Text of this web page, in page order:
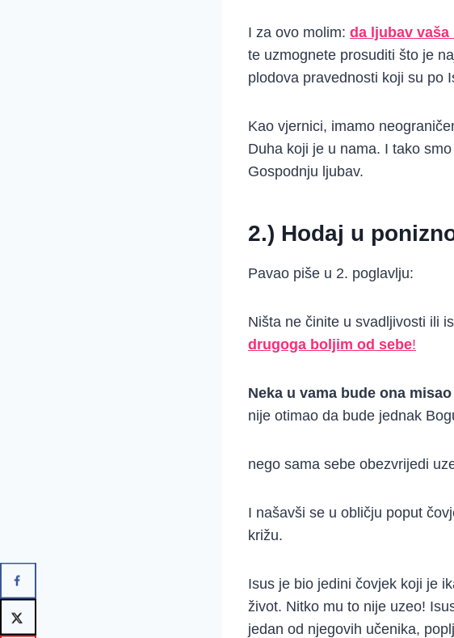
I za ovo molim: da ljubav
te uzmognete prosuditi što je
plodova pravednosti koji su po
Kao vjernici, imamo
Duha koji je u nama. I tako
Gospodnju ljubav.
2.) Hodaj u
Pavao piše u 2. poglavlju:
Ništa ne činite u svadljivosti ili
drugoga boljim od sebe!
Neka u vama bude ona
nije otimao da bude jednak
nego sama sebe obezvrijedi
I našavši se u obličju poput
križu.
Isus je bio jedini čovjek koji je
život. Nitko mu to nije uzeo!
jedan od njegovih učenika,